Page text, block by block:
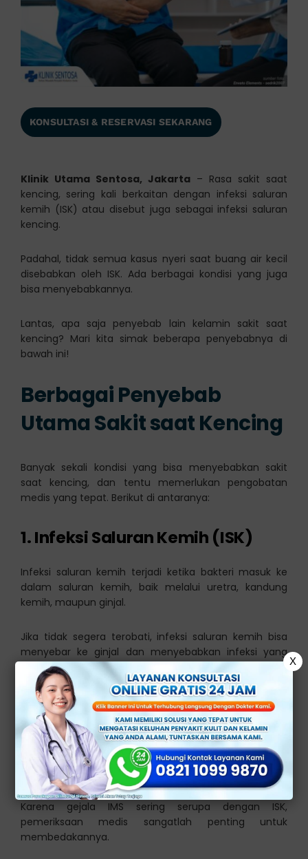
KONSULTASI & RESERVASI SEKARANG
Klinik Utama Sentosa, Jakarta – Rasa sakit saat
kencing, sering kali berkaitan dengan infeksi saluran
kemih (ISK) atau disebut juga sebagai infeksi saluran
kencing.
Padahal, tidak semua kasus nyeri saat buang air kecil
disebabkan oleh ISK. Ada berbagai kondisi yang juga
bisa menyebabkannya.
Lantas, apa saja penyebab lain kelamin sakit saat
kencing? Mari kita simak beberapa penyebabnya di
bawah ini!
Berbagai Penyebab
Utama Sakit saat Kencing
Banyak sekali kondisi yang bisa menyebabkan sakit
saat kencing, dan tentu memerlukan pengobatan
medis yang tepat. Berikut di antaranya:
1. Infeksi Saluran Kemih (ISK)
Infeksi saluran kemih terjadi ketika bakteri masuk ke
dalam saluran kemih, baik melalui uretra, kandung
kemih, maupun ginjal.
Jika tidak segera terobati, infeksi saluran kemih bisa
menyebar ke ginjal dan menyebabkan infeksi yang
lebih serius.
2. Infeksi Menular Seksual (IMS)
Selain infeksi saluran kemih, infeksi menular seksual
seperti gonore, klamidia, atau trikomoniasis juga dapat
menyebabkan rasa sakit dan kencing.
Karena gejala IMS sering serupa dengan ISK,
pemeriksaan medis sangatlah penting untuk
membedakannya.
X